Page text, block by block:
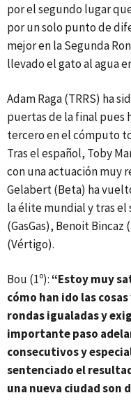
por el segundo lugar
por un solo punto de
mejor en la Segunda
llevado el gato al agua
Adam Raga (TRRS) ha
puertas de la final pues
tercero en el cómputo
Tras el español, Toby
con una actuación muy
Gelabert (Beta) ha
la élite mundial y tras el
(GasGas), Benoit
(Vértigo).
Bou (1º):“Estoy muy
cómo han ido las
rondas igualadas y
importante paso
consecutivos y
sentenciado el
una nueva ciudad son